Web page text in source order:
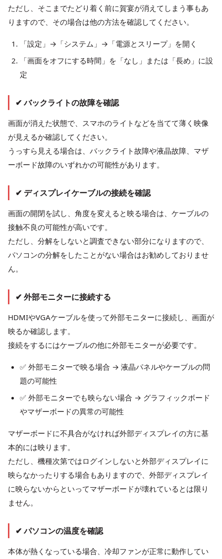
ただし、そこまでたどり着く前に賀宴が消えてしまう事もあ
りますので、その場合は他の方法を確認してください。
「設定」→「システム」→「電源とスリープ」を開く
「画面をオフにする時間」を「なし」または「長め」に設
定
✔ バックライトの故障を確認
画面が消えた状態で、スマホのライトなどを当てて薄く映像
が見えるか確認してください。
うっすら見える場合は、バックライト故障や液晶故障、マザ
ーボード故障のいずれかの可能性があります。
✔ ディスプレイケーブルの接続を確認
画面の開閉を試し、角度を変えると映る場合は、ケーブルの
接触不良の可能性が高いです。
ただし、分解をしないと調査できない部分になりますので、
パソコンの分解をしたことがない場合はお勧めしておりませ
ん。
✔ 外部モニターに接続する
HDMIやVGAケーブルを使って外部モニターに接続し、画面が
映るか確認します。
接続をするにはケーブルの他に外部モニターが必要です。
✅ 外部モニターで映る場合 → 液晶パネルやケーブルの問
題の可能性
✅ 外部モニターでも映らない場合 → グラフィックボード
やマザーボードの異常の可能性
マザーボードに不具合がなければ外部ディスプレイの方に基
本的には映ります。
ただし、機種次第ではログインしないと外部ディスプレイに
映らなかったりする場合もありますので、外部ディスプレイ
に映らないからといってマザーボードが壊れているとは限り
ません。
✔ パソコンの温度を確認
本体が熱くなっている場合、冷却ファンが正常に動作してい